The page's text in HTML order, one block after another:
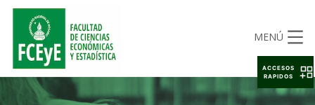
MENÚ
ACCESOS
RAPIDOS